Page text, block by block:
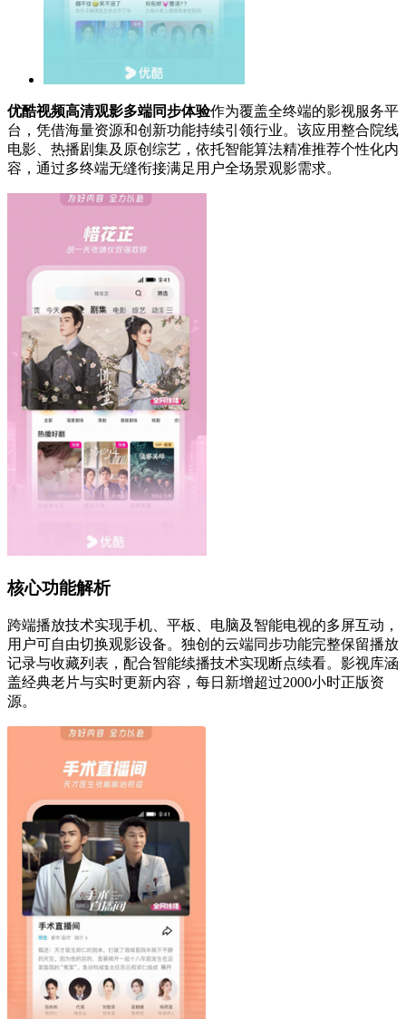
优酷视频高清观影多端同步体验作为覆盖全终端的影视服务平
台，凭借海量资源和创新功能持续引领行业。该应用整合院线
电影、热播剧集及原创综艺，依托智能算法精准推荐个性化内
容，通过多终端无缝衔接满足用户全场景观影需求。
核心功能解析
跨端播放技术实现手机、平板、电脑及智能电视的多屏互动，
用户可自由切换观影设备。独创的云端同步功能完整保留播放
记录与收藏列表，配合智能续播技术实现断点续看。影视库涵
盖经典老片与实时更新内容，每日新增超过2000小时正版资
源。